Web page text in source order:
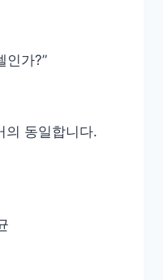
인가?”
의 동일합니다.